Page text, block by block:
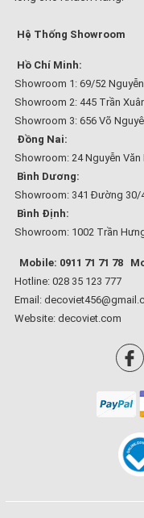
Hệ Thống Showroom
Hồ Chí Minh:
Showroom 1: 69/52 Nguyễn
Showroom 2: 445 Trần
Showroom 3: 656 Võ
Đồng Nai:
Showroom: 24 Nguyễn Văn
Bình Dương:
Showroom: 341 Đường 30/
Bình Định:
Showroom: 1002 Trần
Mobile: 0911 71 71 78
Hotline: 028 35 123 777
Email:
Website: decoviet.com